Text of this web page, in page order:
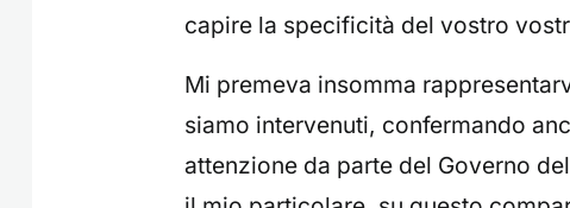
capire la specificità del vostro
Mi premeva insomma
siamo intervenuti, confermando
attenzione da parte del Governo